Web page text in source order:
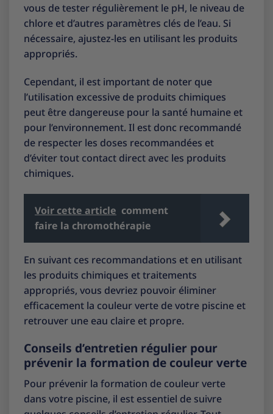
vous de tester régulièrement le pH, le niveau de
chlore et d’autres paramètres clés de l’eau. Si
nécessaire, ajustez-les en utilisant les produits
appropriés.
Cependant, il est important de noter que
l’utilisation excessive de produits chimiques
peut être dangereuse pour la santé humaine et
pour l’environnement. Il est donc recommandé
de respecter les doses recommandées et
d’éviter tout contact direct avec les produits
chimiques.
Voir cette article comment
faire la chromothérapie
En suivant ces recommandations et en utilisant
les produits chimiques et traitements
appropriés, vous devriez pouvoir éliminer
efficacement la couleur verte de votre piscine et
retrouver une eau claire et propre.
Conseils d’entretien régulier pour
prévenir la formation de couleur verte
Pour prévenir la formation de couleur verte
dans votre piscine, il est essentiel de suivre